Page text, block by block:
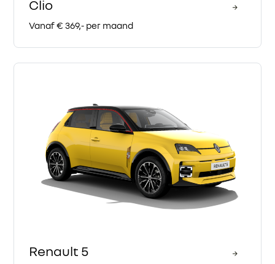
Clio
Vanaf € 369,- per maand
Renault 5